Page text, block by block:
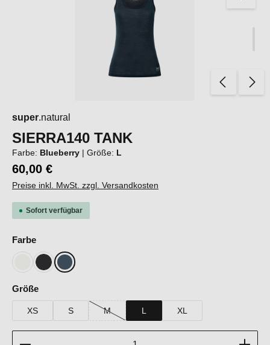
super.natural
SIERRA140 TANK
Farbe: Blueberry | Größe: L
60,00 €
Preise inkl. MwSt. zzgl. Versandkosten
Sofort verfügbar
Farbeauswählen
Fresh White
Jet BlackBlueberry
Größeauswählen
XS S M
(Diese Option ist zurzeit nicht verfügbar.)
L XL
Produkt Anzahl: Gib den gewünschten Wert ein